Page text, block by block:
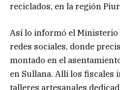
reciclados, en la región
Así lo informó el Ministerio
redes sociales, donde
montado en el
en Sullana. Allí los fiscales
talleres artesanales